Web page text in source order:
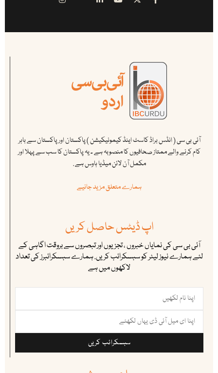
آئی بی سی ( انڈس براڈ کاسٹ اینڈ کیمونیکیشن ) پاکستان اور پاکستان سے باہر
کام کرنے والے ممتاز صحافیوں کا منصوبہ ہے ۔ یہ پاکستان کا سب سے پہلا اور
مکمل آن لائن میڈیا ہاوس ہے .
ہمارے متعلق مزید جانیے
اپ ڈیٹس حاصل کریں
آئی بی سی کی نمایاں خبروں ، تجزیوں اور تبصروں سے بروقت اگاہی کے
لئے ہمارے نیوز لیٹر کو سبسکرائب کریں. ہمارے سبسکرائبرز کی تعداد
لاکھوں میں ہے
سبسکرائب کریں